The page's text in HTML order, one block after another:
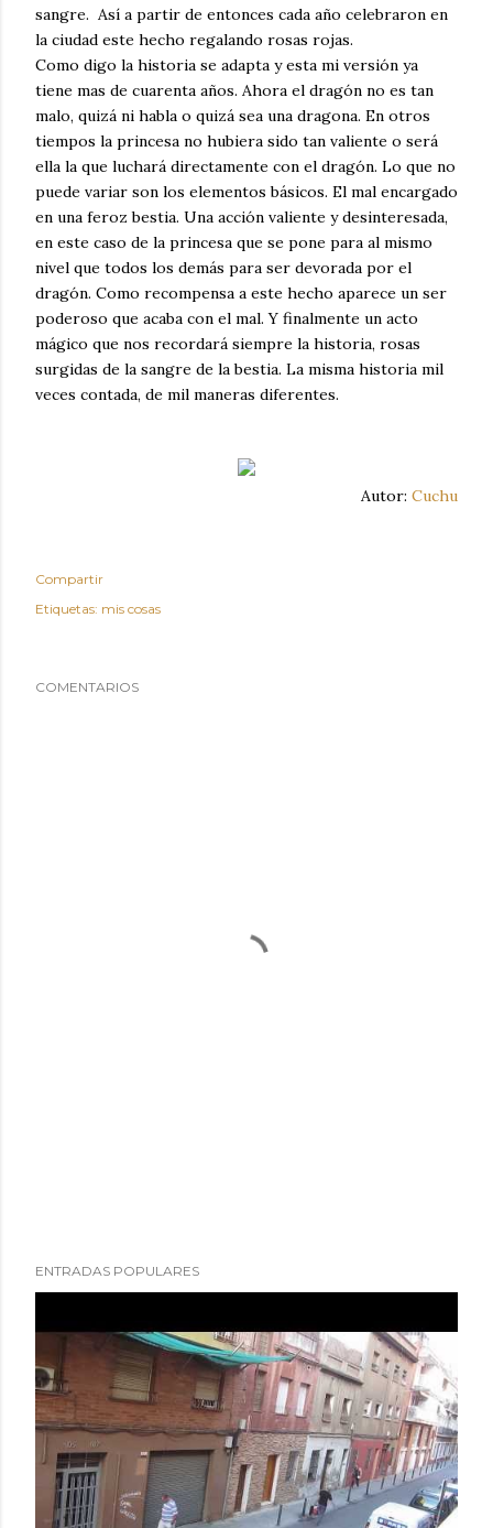
sangre. Así a partir de entonces cada año celebraron en
la ciudad este hecho regalando rosas rojas.
Como digo la historia se adapta y esta mi versión ya
tiene mas de cuarenta años. Ahora el dragón no es tan
malo, quizá ni habla o quizá sea una dragona. En otros
tiempos la princesa no hubiera sido tan valiente o será
ella la que luchará directamente con el dragón. Lo que no
puede variar son los elementos básicos. El mal encargado
en una feroz bestia. Una acción valiente y desinteresada,
en este caso de la princesa que se pone para al mismo
nivel que todos los demás para ser devorada por el
dragón. Como recompensa a este hecho aparece un ser
poderoso que acaba con el mal. Y finalmente un acto
mágico que nos recordará siempre la historia, rosas
surgidas de la sangre de la bestia. La misma historia mil
veces contada, de mil maneras diferentes.
Autor: Cuchu
Compartir
Etiquetas: mis cosas
COMENTARIOS
ENTRADAS POPULARES